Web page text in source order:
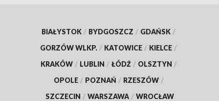
BIAŁYSTOK / BYDGOSZCZ / GDAŃSK /
GORZÓW WLKP. / KATOWICE / KIELCE /
KRAKÓW / LUBLIN / ŁÓDŹ / OLSZTYN /
OPOLE / POZNAŃ / RZESZÓW /
SZCZECIN / WARSZAWA / WROCŁAW